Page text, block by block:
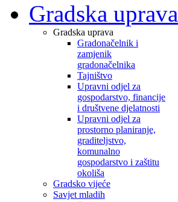
Gradska uprava
Gradska uprava
Gradonačelnik i
zamjenik
gradonačelnika
Tajništvo
Upravni odjel za
gospodarstvo, financije
i društvene djelatnosti
Upravni odjel za
prostorno planiranje,
graditeljstvo,
komunalno
gospodarstvo i zaštitu
okoliša
Gradsko vijeće
Savjet mladih